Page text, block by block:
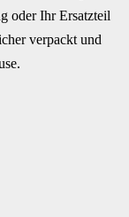
oder Ihr Ersatzteil
verpackt und